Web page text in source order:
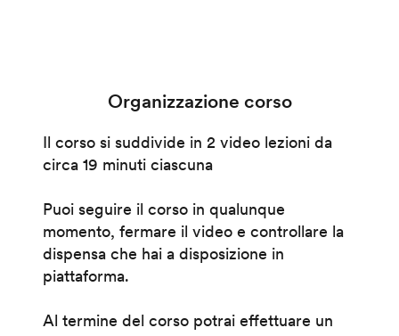
Organizzazione corso
Il corso si suddivide in 2 video lezioni da
circa 19 minuti ciascuna
Puoi seguire il corso in qualunque
momento, fermare il video e controllare la
dispensa che hai a disposizione in
piattaforma.
Al termine del corso potrai effettuare un